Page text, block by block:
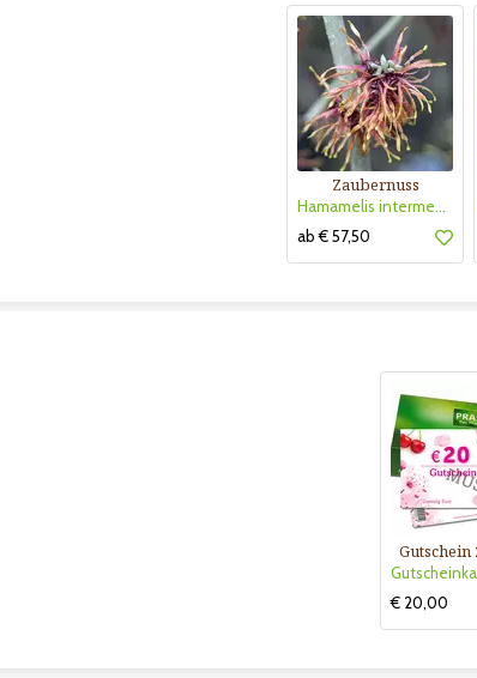
Zaubernuss
Hamamelis intermedia 'Feuerzauber
ab € 57,50
Gutschein
€ 20,00